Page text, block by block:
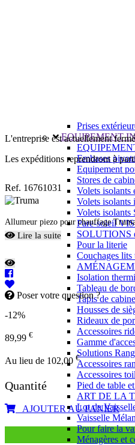
Eclairage
Feux de
Prises
EQUIPEMENT
Embases
Equipement
Stores de
Volets isolants
Volets isolants
Volets
Pare-soleil
SOLUTIONS
Pour la literie
Couchages
Isolation
Tableau de
Tapis de cabine
Housses de
Rideaux de
Accessoires
Gamme
Solutions
Accessoires
Accessoires
Pied de table
ART DE LA
Lot de
Vaisselle
Pour faire la
Ménagères et
L'entreprise est actuellement
Les expéditions reprendront à
Ref. 16761031
Allumeur piezo pour chauffage
Lire la suite
Poser votre question ?
-12%
89,99 €
Au lieu de 102,00 €
Quantité
AJOUTER AU PANIER